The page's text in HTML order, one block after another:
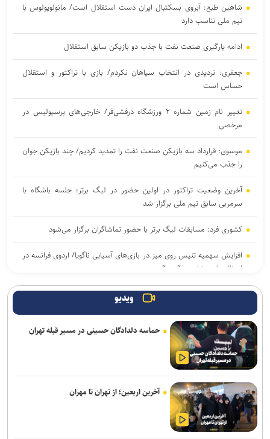
شاهین طبع: آبروی بسکتبال ایران دست استقلال است/ مانولوپولوس با
تیم ملی تناسب دارد
ادامه یارگیری صنعت نفت با جذب دو بازیکن سابق استقلال
جعفری: تردیدی در انتخاب سپاهان نکردم/ بازی با تراکتور و استقلال
حساس است
تغییر نام زمین شماره ۲ ورزشگاه درفشی‌فر/ خارجی‌های پرسپولیس در
مرخصی
موسوی: قرارداد سه بازیکن صنعت نفت را تمدید کردیم/ چند بازیکن جوان
را جذب می‌کنیم
آخرین وضعیت تراکتور در اولین حضور در لیگ برتر؛ جلسه باشگاه با
سرمربی سابق تیم ملی برگزار شد
کشوری فرد: مسابقات لیگ برتر با حضور تماشاگران برگزار می‌شود
افزایش سهمیه تنیس روی میز در بازی‌های آسیایی ناگویا/ اردوی فرانسه در
انتظار ملی‌پوشان پینگ پنگ
جزئیات حضور واسعی در سپاهان
آقاجانپور به صنعت نفت پیوست
لغو دیدار دوستانه با پرسپولیس/ فجری‌ها به مصاف تیم ملی جوانان
می‌روند
کاراته آسیای میانه| پایان کار تیم ملی با کسب ۱۹ مدال رنگارنگ
گلایه رضاییان از مدیریت استقلال: به‌جای اولتیماتوم یک تماس می‌گرفتید
ویدیو
حماسه دلدادگان حسینی در مسیر قبله تهران
آخرین اربعین؛ از تهران تا مهران